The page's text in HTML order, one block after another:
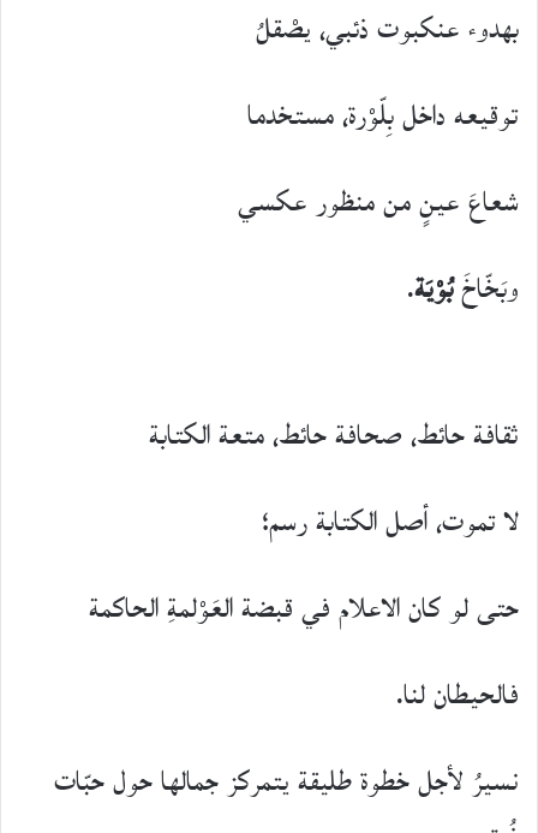
بهدوء عنكبوت ذئبي، يصْقلُ
توقيعه داخل بِلّوْرة، مستخدما
شعاعَ عينٍ من منظور عكسي
وبَخّاخَبُوْيَة.
ثقافة حائط، صحافة حائط، متعة الكتابة
لا تموت، أصل الكتابة رسم؛
حتى لو كان الاعلام في قبضة العَوْلمةِ الحاكمة
فالحيطان لنا.
نسيرُ لأجل خطوة طليقة يتمركز جمالها حول حبّات